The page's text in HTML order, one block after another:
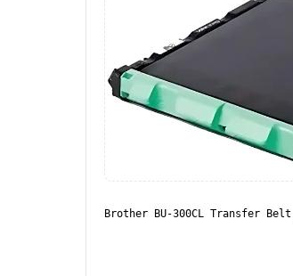
Brother BU-300CL Transfer